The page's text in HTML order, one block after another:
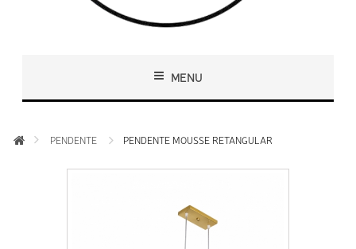
MENU
PENDENTE PENDENTE MOUSSE RETANGULAR